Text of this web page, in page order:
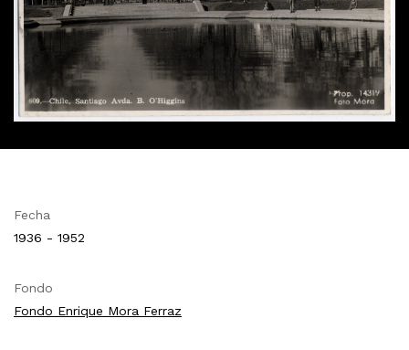
Fecha
1936 - 1952
Fondo
Fondo Enrique Mora Ferraz